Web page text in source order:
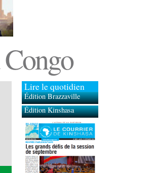
Lire le quotidien
Édition Brazzaville
Édition Kinshasa